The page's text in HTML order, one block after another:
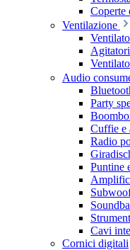
Coperte
Ventilazione
Audio
Party
Cuffie e
Radio
Puntine
Cavi
Cornici digitali